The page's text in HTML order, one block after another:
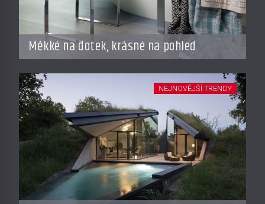
Měkké na dotek, krásné na pohled
NEJNOVĚJŠÍ TRENDY